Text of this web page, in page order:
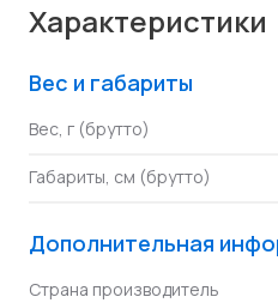
Характеристики
Вес и габариты
Вес, г (брутто)
Габариты, см (брутто)
Дополнительная
Страна производитель